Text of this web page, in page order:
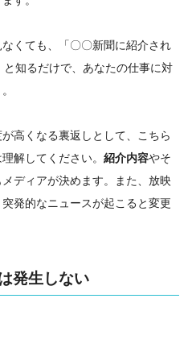
くても、「〇〇新聞に紹介され
知るだけで、あなたの仕事に対
高くなる裏返しとして、こちら
解してください。 紹介内容やそ
メディアが決めます。また、放映
発的なニュースが起こると変更
発生しない